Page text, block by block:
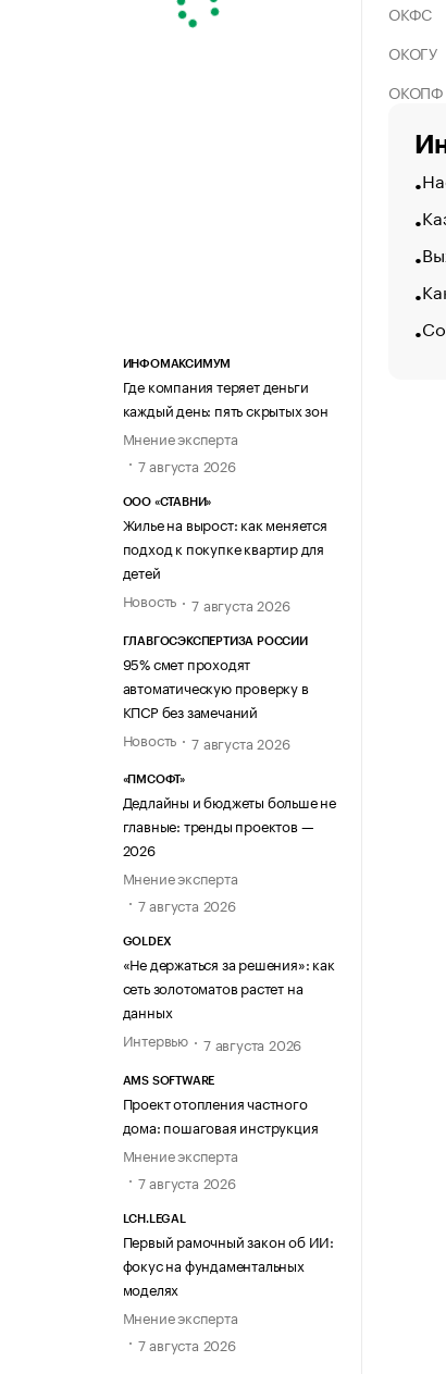
ИНФОМАКСИМУМ
Где компания теряет деньги
каждый день: пять скрытых зон
Мнение эксперта
7 августа 2026
ООО «СТАВНИ»
Жилье на вырост: как меняется
подход к покупке квартир для
детей
Новость
7 августа 2026
ГЛАВГОСЭКСПЕРТИЗА РОССИИ
95% смет проходят
автоматическую проверку в
КПСР без замечаний
Новость
7 августа 2026
«ПМСОФТ»
Дедлайны и бюджеты больше не
главные: тренды проектов —
2026
Мнение эксперта
7 августа 2026
GOLDEX
«Не держаться за решения»: как
сеть золотоматов растет на
данных
Интервью
7 августа 2026
AMS SOFTWARE
Проект отопления частного
дома: пошаговая инструкция
Мнение эксперта
7 августа 2026
LCH.LEGAL
Первый рамочный закон об ИИ:
фокус на фундаментальных
моделях
Мнение эксперта
7 августа 2026
ОКФС
ОКОГУ
ОКОПФ